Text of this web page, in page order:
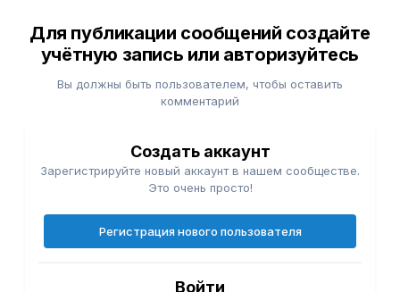
Для публикации сообщений создайте
учётную запись или авторизуйтесь
Вы должны быть пользователем, чтобы оставить
комментарий
Создать аккаунт
Зарегистрируйте новый аккаунт в нашем сообществе.
Это очень просто!
Регистрация нового пользователя
Войти